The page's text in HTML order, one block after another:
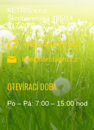
KETRIS s.r.o.
Škrobárenská 485/14,
617 00 Brno
+420 534 534 992
info@forstagro.cz
OTEVÍRACÍ DOBA
Po – Pá: 7:00 – 15:00 hod